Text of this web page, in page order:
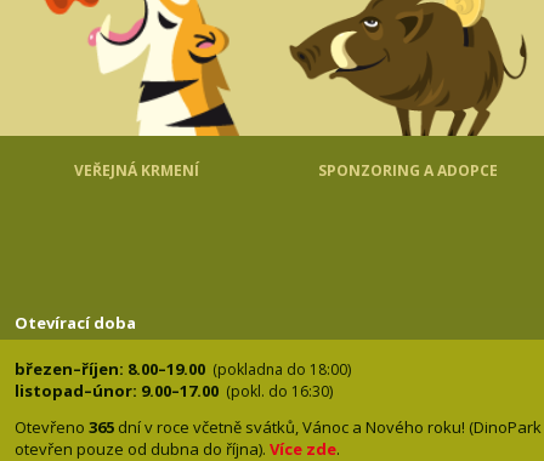
VEŘEJNÁ KRMENÍ SPONZORING A ADOPCE
Otevírací doba
březen–říjen: 8.00–19.00 (pokladna do 18:00)
listopad–únor: 9.00–17.00 (pokl. do 16:30)
Otevřeno 365 dní v roce včetně svátků, Vánoc a Nového roku! (DinoPark
otevřen pouze od dubna do října). Více zde.